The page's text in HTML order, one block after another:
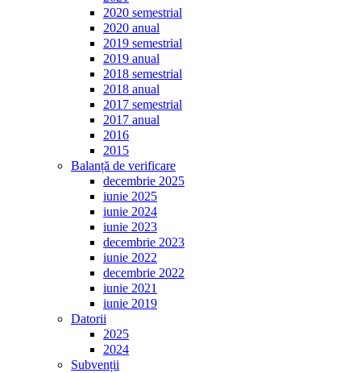
2020 semestrial
2020 anual
2019 semestrial
2019 anual
2018 semestrial
2018 anual
2017 semestrial
2017 anual
2016
2015
Balanță de verificare
decembrie 2025
iunie 2025
iunie 2024
iunie 2023
decembrie 2023
iunie 2022
decembrie 2022
iunie 2021
iunie 2019
Datorii
2025
2024
Subvenții